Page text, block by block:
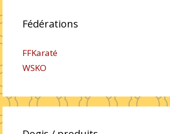
Fédérations
FFKaraté
WSKO